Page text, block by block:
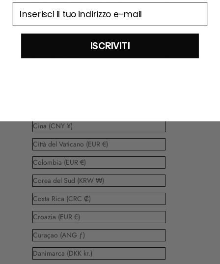
Brasile (EUR €)
Bulgaria (EUR €)
Cina (CNY ¥)
Città del Vaticano (EUR €)
Colombia (EUR €)
Corea del Sud (KRW ₩)
Costa Rica (CRC ₡)
Croazia (EUR €)
Curaçao (ANG ƒ)
Danimarca (DKK kr.)
email
ISCRIVITI